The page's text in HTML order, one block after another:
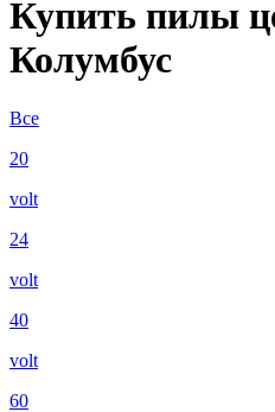
Купить пилы
Колумбус
Все
20
volt
24
volt
40
volt
60